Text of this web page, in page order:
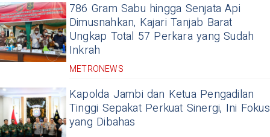
786 Gram Sabu hingga Senjata Api
Dimusnahkan, Kajari Tanjab Barat
Ungkap Total 57 Perkara yang Sudah
Inkrah
METRONEWS
Kapolda Jambi dan Ketua Pengadilan
Tinggi Sepakat Perkuat Sinergi, Ini Fokus
yang Dibahas